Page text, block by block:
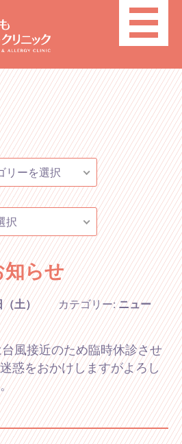
toggle
リーを選択
択
知らせ
土） カテゴリー:ニュー
風接近のため臨時休診させ
惑をおかけしますがよろし